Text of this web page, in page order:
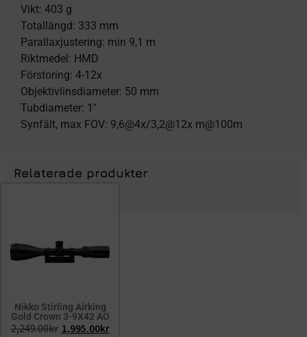
Vikt: 403 g
Totallängd: 333 mm
Parallaxjustering: min 9,1 m
Riktmedel: HMD
Förstoring: 4-12x
Objektivlinsdiameter: 50 mm
Tubdiameter: 1″
Synfält, max FOV: 9,6@4x/3,2@12x m@100m
Relaterade produkter
Nikko Stirling Airking
Gold Crown 3-9X42 AO
2,249.00kr 1,995.00kr